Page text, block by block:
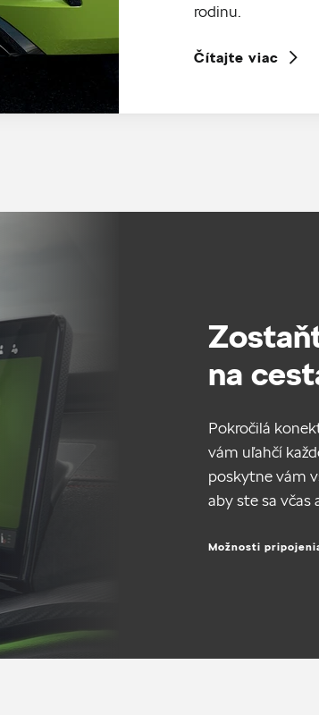
rodinu.
Čítajte viac
na
Pokročilá
vám uľahčí
poskytne vám
aby ste sa včas
Možnosti